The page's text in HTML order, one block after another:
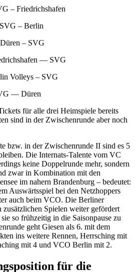
– Friedrichshafen
– Berlin
– SVG
— SVG
Volleys – SVG
— Düren
für alle drei Heimspiele bereits
sind in der Zwischenrunde aber noch
bzw. in der Zwischenrunde II sind es 5
Die Internats-Talente vom VC
keine Doppelrunde mehr, sondern
zwar in Kombination mit den
im nahern Brandenburg – bedeutet:
Auswärtsspiel bei den Netzhoppers
auch beim VCO. Die Berliner
zusätzlichen Spielen weiter gefördert
so frühzeitig in die Saisonpause zu
geht Giesen als 6. mit dem
ins weitere Rennen, Herrsching mit
mit 4 und VCO Berlin mit 2.
für die